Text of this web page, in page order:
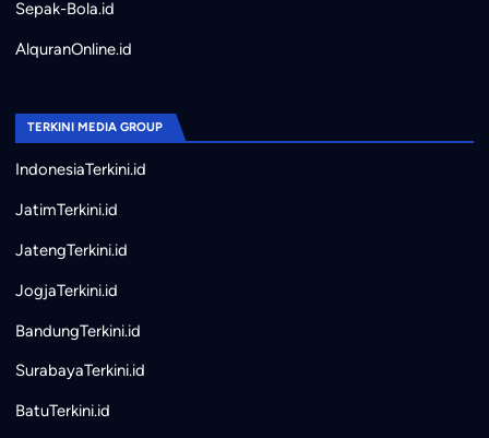
Sepak-Bola.id
AlquranOnline.id
TERKINI MEDIA GROUP
IndonesiaTerkini.id
JatimTerkini.id
JatengTerkini.id
JogjaTerkini.id
BandungTerkini.id
SurabayaTerkini.id
BatuTerkini.id